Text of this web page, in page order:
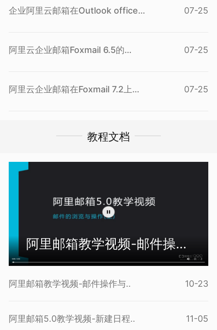
查看问答 )
企业阿里云邮箱在Outlook office
2010...( 查看问答
07-25
阿里云企业邮箱Foxmail 6.5的
POP3/IMAP...(查看问答 )
07-25
阿里云企业邮箱在Foxmail 7.2上 07-25
教程文档
阿里邮箱教学视频-邮件操作
与..
阿里邮箱教学视频-邮件操作与.. 10-23
阿里邮箱5.0教学视频-新建日程.. 11-05